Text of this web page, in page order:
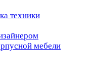
техники
мебели